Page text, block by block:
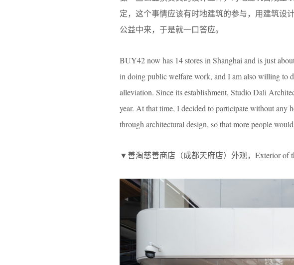
定，这个事情应该有时地建筑的参与，用建筑设
公益中来，于是就一口答应。
BUY42 now has 14 stores in Shanghai and is just
in doing public welfare work, and I am also willing to
alleviation. Since its establishment, Studio Dali
year. At that time, I decided to participate without any
through architectural design, so that more people
▼善淘慈善商店（成都天府店）外观，Exterior of